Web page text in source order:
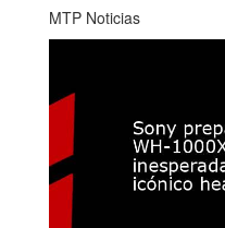
MTP Noticias